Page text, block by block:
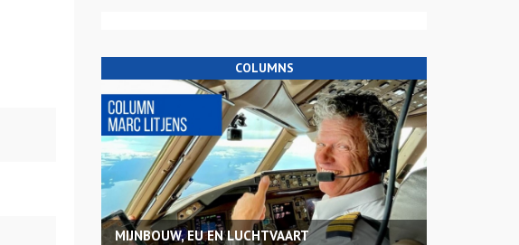
COLUMNS
MIJNBOUW, EU EN LUCHTVAART